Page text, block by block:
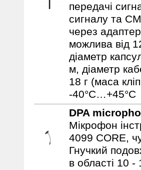
передачі
сигналу та
через
можлива від
діаметр
м, діаметр
18 г (маса
-40°C…+45°C
DPA
Мікрофон
4099 CORE,
Гнучкий
в області 10